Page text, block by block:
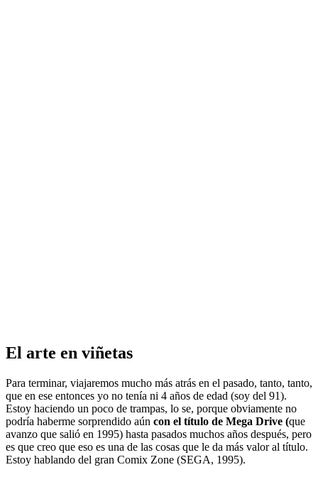
El arte en viñetas
Para terminar, viajaremos mucho más atrás en el pasado, tanto, tanto,
que en ese entonces yo no tenía ni 4 años de edad (soy del 91).
Estoy haciendo un poco de trampas, lo se, porque obviamente no
podría haberme sorprendido aún con el título de Mega Drive (que
avanzo que salió en 1995) hasta pasados muchos años después, pero
es que creo que eso es una de las cosas que le da más valor al título.
Estoy hablando del gran Comix Zone (SEGA, 1995).